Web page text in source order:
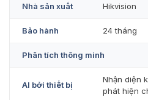
Nhà sản xuất Hikvision
Bảo hành 24 tháng
Phân tích thông minh
Al bởi thiết bị
Nhận diện
phát hiện